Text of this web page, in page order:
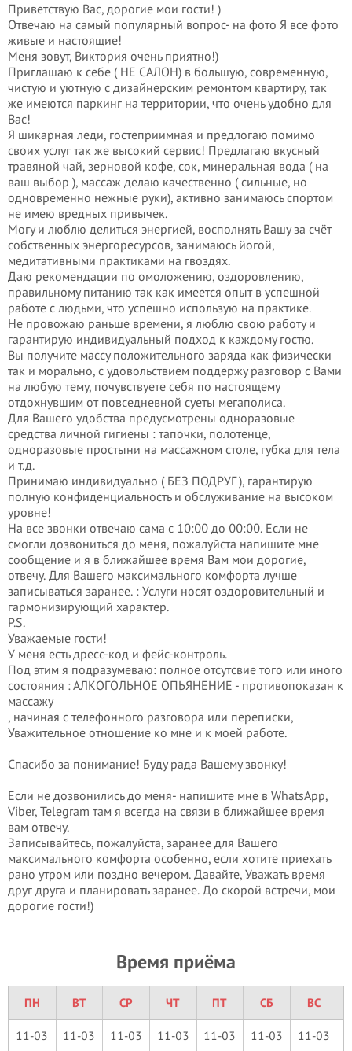
Приветствую Вас, дорогие мои гости! )
Отвечаю на самый популярный вопрос- на фото Я все фото
живые и настоящие!
Меня зовут, Виктория очень приятно!)
Приглашаю к себе ( НЕ САЛОН) в большую, современную,
чистую и уютную с дизайнерским ремонтом квартиру, так
же имеются паркинг на территории, что очень удобно для
Вас!
Я шикарная леди, гостеприимная и предлогаю помимо
своих услуг так же высокий сервис! Предлагаю вкусный
травяной чай, зерновой кофе, сок, минеральная вода ( на
ваш выбор ), массаж делаю качественно ( сильные, но
одновременно нежные руки), активно занимаюсь спортом
не имею вредных привычек.
Могу и люблю делиться энергией, восполнять Вашу за счёт
собственных энергоресурсов, занимаюсь йогой,
медитативными практиками на гвоздях.
Даю рекомендации по омоложению, оздоровлению,
правильному питанию так как имеется опыт в успешной
работе с людьми, что успешно использую на практике.
Не провожаю раньше времени, я люблю свою работу и
гарантирую индивидуальный подход к каждому гостю.
Вы получите массу положительного заряда как физически
так и морально, с удовольствием поддержу разговор с Вами
на любую тему, почувствуете себя по настоящему
отдохнувшим от повседневной суеты мегаполиса.
Для Вашего удобства предусмотрены одноразовые
средства личной гигиены : тапочки, полотенце,
одноразовые простыни на массажном столе, губка для тела
и т.д.
Принимаю индивидуально ( БЕЗ ПОДРУГ ), гарантирую
полную конфиденциальность и обслуживание на высоком
уровне!
На все звонки отвечаю сама с 10:00 до 00:00. Если не
смогли дозвониться до меня, пожалуйста напишите мне
сообщение и я в ближайшее время Вам мои дорогие,
отвечу. Для Вашего максимального комфорта лучше
записываться заранее. : Услуги носят оздоровительный и
гармонизирующий характер.
P.S.
Уважаемые гости!
У меня есть дресс-код и фейс-контроль.
Под этим я подразумеваю: полное отсутсвие того или иного
состояния : АЛКОГОЛЬНОЕ ОПЬЯНЕНИЕ - противопоказан к
массажу
, начиная с телефонного разговора или переписки,
Уважительное отношение ко мне и к моей работе.
Спасибо за понимание! Буду рада Вашему звонку!
Если не дозвонились до меня- напишите мне в WhatsApp,
Viber, Telegram там я всегда на связи в ближайшее время
вам отвечу.
Записывайтесь, пожалуйста, заранее для Вашего
максимального комфорта особенно, если хотите приехать
рано утром или поздно вечером. Давайте, Уважать время
друг друга и планировать заранее. До скорой встречи, мои
дорогие гости!)
Время приёма
ПН ВТ СР ЧТ ПТ СБ ВС
11-03 11-03 11-03 11-03 11-03 11-03 11-03